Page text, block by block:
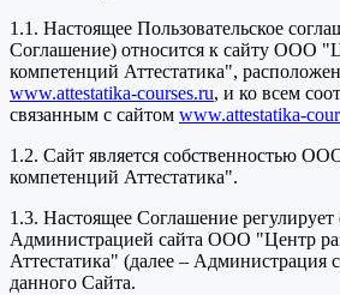
1.1. Настоящее Пользовательское
Соглашение) относится к сайту ООО
компетенций Аттестатика",
www.attestatika-courses.ru, и ко всем
связанным с сайтом www.attestatika-
1.2. Сайт является собственностью
компетенций Аттестатика".
1.3. Настоящее Соглашение
Администрацией сайта ООО "Центр
Аттестатика" (далее – Администрация
данного Сайта.